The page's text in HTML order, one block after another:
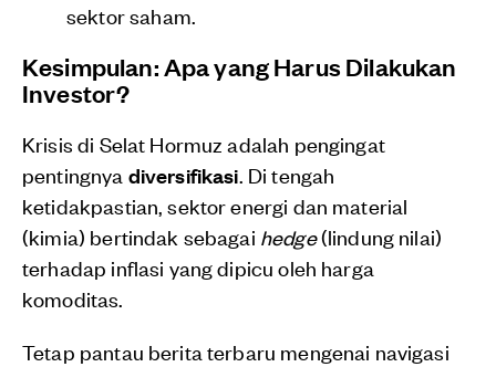
sektor saham.
Kesimpulan: Apa yang Harus Dilakukan
Investor?
Krisis di Selat Hormuz adalah pengingat
pentingnya diversifikasi. Di tengah
ketidakpastian, sektor energi dan material
(kimia) bertindak sebagai hedge(lindung nilai)
terhadap inflasi yang dipicu oleh harga
komoditas.
Tetap pantau berita terbaru mengenai navigasi